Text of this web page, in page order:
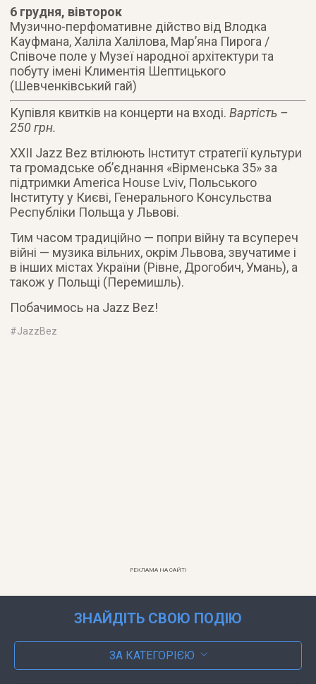
6 грудня, вівторок
Музично-перфомативне дійство від Влодка
Кауфмана, Халіла Халілова, Мар’яна Пирога /
Співоче поле у Музеї народної архітектури та
побуту імені Климентія Шептицького
(Шевченківський гай)
Купівля квитків на концерти на вході.Вартість –
250 грн.
ХХІІ Jazz Bez втілюють Інститут стратегії культури
та громадське об’єднання «Вірменська 35» за
підтримки America House Lviv, Польського
Інституту у Києві, Генерального Консульства
Республіки Польща у Львові.
Тим часом традиційно — попри війну та всупереч
війні — музика вільних, окрім Львова, звучатиме і
в інших містах України (Рівне, Дрогобич, Умань), а
також у Польщі (Перемишль).
Побачимось на Jazz Bez!
#JazzBez
РЕКЛАМА НА САЙТІ
ЗНАЙДІТЬ СВОЮ ПОДІЮ
ЗА КАТЕГОРІЄЮ